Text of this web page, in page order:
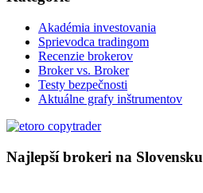
Akadémia investovania
Sprievodca tradingom
Recenzie brokerov
Broker vs. Broker
Testy bezpečnosti
Aktuálne grafy inštrumentov
Najlepší brokeri na Slovensku